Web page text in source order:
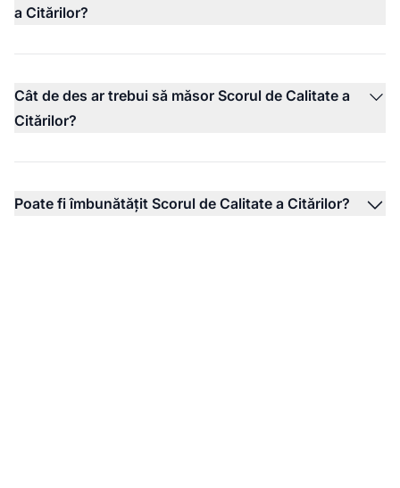
a Citărilor?
Cât de des ar trebui să măsor Scorul de Calitate a
Citărilor?
Poate fi îmbunătățit Scorul de Calitate a Citărilor?